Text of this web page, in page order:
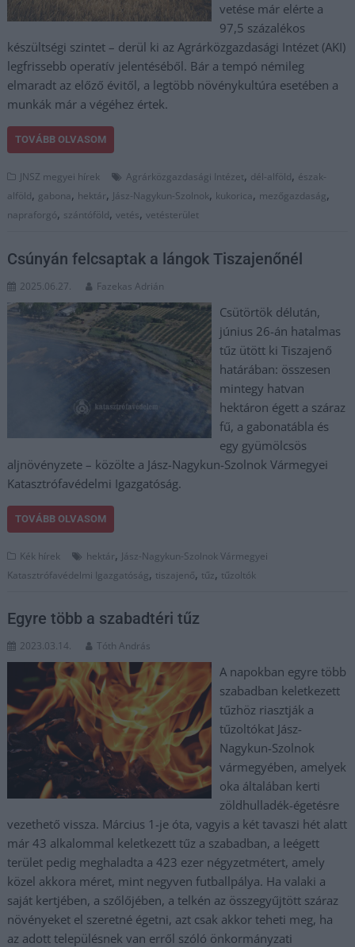
vetése már elérte a
97,5 százalékos
készültségi szintet – derül ki az Agrárközgazdasági Intézet (AKI)
legfrissebb operatív jelentéséből. Bár a tempó némileg
elmaradt az előző évitől, a legtöbb növénykultúra esetében a
munkák már a végéhez értek.
TOVÁBB OLVASOM
JNSZ megyei hírek Agrárközgazdasági Intézet, dél-alföld, észak-
alföld, gabona, hektár, Jász-Nagykun-Szolnok, kukorica, mezőgazdaság,
napraforgó, szántóföld,vetés,vetésterület
Csúnyán felcsaptak a lángok Tiszajenőnél
2025.06.27. Fazekas Adrián
Csütörtök délután,
június 26-án hatalmas
tűz ütött ki Tiszajenő
határában: összesen
mintegy hatvan
hektáron égett a száraz
fű, a gabonatábla és
egy gyümölcsös
aljnövényzete – közölte a Jász-Nagykun-Szolnok Vármegyei
Katasztrófavédelmi Igazgatóság.
TOVÁBB OLVASOM
Kék hírek hektár, Jász-Nagykun-Szolnok Vármegyei
Katasztrófavédelmi Igazgatóság, tiszajenő, tűz, tűzoltók
Egyre több a szabadtéri tűz
2023.03.14. Tóth András
A napokban egyre több
szabadban keletkezett
tűzhöz riasztják a
tűzoltókat Jász-
Nagykun-Szolnok
vármegyében, amelyek
oka általában kerti
zöldhulladék-égetésre
vezethető vissza. Március 1-je óta, vagyis a két tavaszi hét alatt
már 43 alkalommal keletkezett tűz a szabadban, a leégett
terület pedig meghaladta a 423 ezer négyzetmétert, amely
közel akkora méret, mint negyven futballpálya. Ha valaki a
saját kertjében, a szőlőjében, a telkén az összegyűjtött száraz
növényeket el szeretné égetni, azt csak akkor teheti meg, ha
az adott településnek van erről szóló önkormányzati